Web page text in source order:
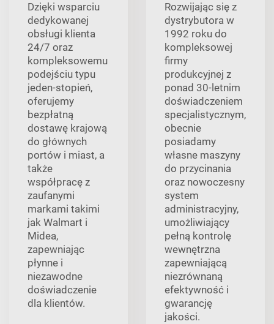
Dzięki wsparciu
dedykowanej
obsługi klienta
24/7 oraz
kompleksowemu
podejściu typu
jeden-stopień,
oferujemy
bezpłatną
dostawę krajową
do głównych
portów i miast, a
także
współpracę z
zaufanymi
markami takimi
jak Walmart i
Midea,
zapewniając
płynne i
niezawodne
doświadczenie
dla klientów.
Rozwijając się z
dystrybutora w
1992 roku do
kompleksowej
firmy
produkcyjnej z
ponad 30-letnim
doświadczeniem
specjalistycznym,
obecnie
posiadamy
własne maszyny
do przycinania
oraz nowoczesny
system
administracyjny,
umożliwiający
pełną kontrolę
wewnętrzna
zapewniającą
niezrównaną
efektywność i
gwarancję
jakości.